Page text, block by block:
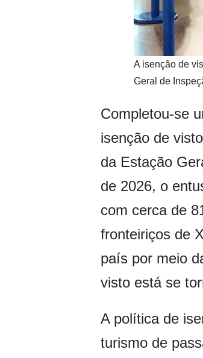
​A isenção de
Geral de
Completou-se
isenção de
da Estação
de 2026, o
com cerca de
fronteiriços de
país por meio
visto está se
A política de
turismo de